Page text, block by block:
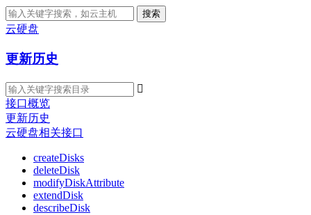
搜索
云硬盘
更新历史

接口概览
更新历史
云硬盘相关接口
createDisks
deleteDisk
modifyDiskAttribute
extendDisk
describeDisk